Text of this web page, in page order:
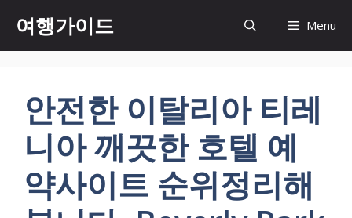
츠
여행가이드 Menu
안전한 이탈리아 티레
니아 깨끗한 호텔 예
약사이트 순위정리해